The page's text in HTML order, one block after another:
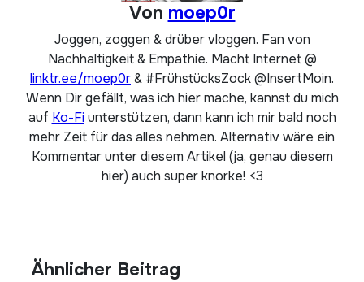
Von moep0r
Joggen, zoggen & drüber vloggen. Fan von
Nachhaltigkeit & Empathie. Macht Internet @
linktr.ee/moep0r& #FrühstücksZock @InsertMoin.
Wenn Dir gefällt, was ich hier mache, kannst du mich
auf Ko-Fiunterstützen, dann kann ich mir bald noch
mehr Zeit für das alles nehmen. Alternativ wäre ein
Kommentar unter diesem Artikel (ja, genau diesem
hier) auch super knorke! <3
Ähnlicher Beitrag